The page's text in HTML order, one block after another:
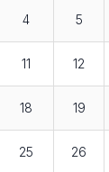
4 5
11 12
18 19
25 26